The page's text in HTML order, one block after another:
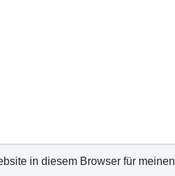
in diesem Browser für